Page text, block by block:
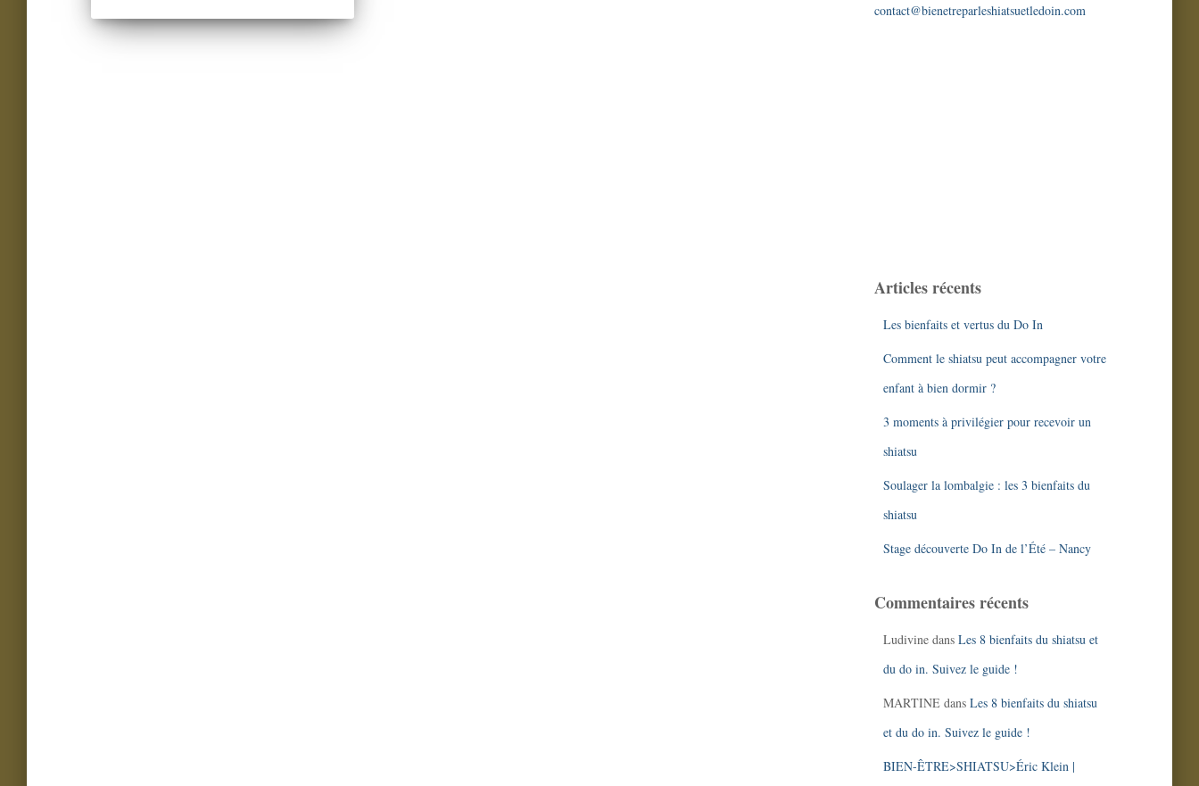
contact@bienetreparleshiatsuetledoin.com
Articles récents
Les bienfaits et vertus du Do In
Comment le shiatsu peut accompagner votre
enfant à bien dormir ?
3 moments à privilégier pour recevoir un
shiatsu
Soulager la lombalgie : les 3 bienfaits du
shiatsu
Stage découverte Do In de l’Été – Nancy
Commentaires récents
Ludivinedans Les 8 bienfaits du shiatsu et
du do in. Suivez le guide !
MARTINEdans Les 8 bienfaits du shiatsu
et du do in. Suivez le guide !
BIEN-ÊTRE>SHIATSU>Éric Klein |